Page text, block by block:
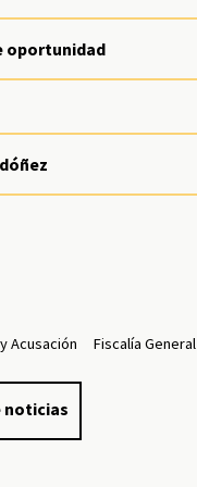
oportunidad
Acusación Fiscalía General
noticias